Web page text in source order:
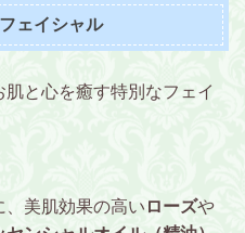
ェイシャル
と心を癒す特別なフェイ
美肌効果の高い ローズや